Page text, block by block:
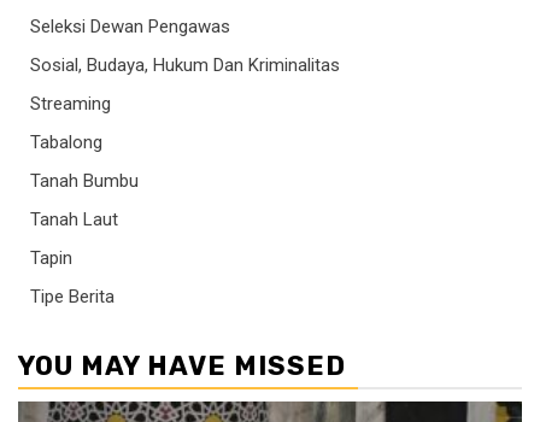
Seleksi Dewan Pengawas
Sosial, Budaya, Hukum Dan Kriminalitas
Streaming
Tabalong
Tanah Bumbu
Tanah Laut
Tapin
Tipe Berita
YOU MAY HAVE MISSED